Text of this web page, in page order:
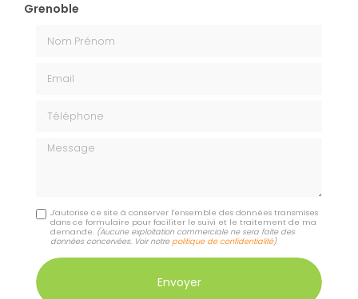
Grenoble
Nom Prénom
Téléphone
Message
J'autorise ce site à conserver l'ensemble des données transmises
dans ce formulaire pour faciliter le suivi et le traitement de ma
demande. (Aucune exploitation commerciale ne sera faite des
données concervées. Voir notrepolitique de confidentialité)